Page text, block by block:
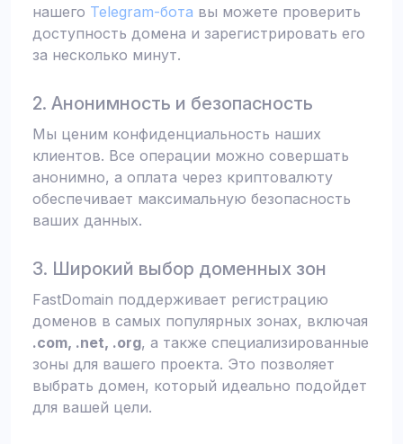
нашего Telegram-бота вы можете проверить
доступность домена и зарегистрировать его
за несколько минут.
2. Анонимность и безопасность
Мы ценим конфиденциальность наших
клиентов. Все операции можно совершать
анонимно, а оплата через криптовалюту
обеспечивает максимальную безопасность
ваших данных.
3. Широкий выбор доменных зон
FastDomain поддерживает регистрацию
доменов в самых популярных зонах, включая
.com, .net, .org, а также специализированные
зоны для вашего проекта. Это позволяет
выбрать домен, который идеально подойдет
для вашей цели.